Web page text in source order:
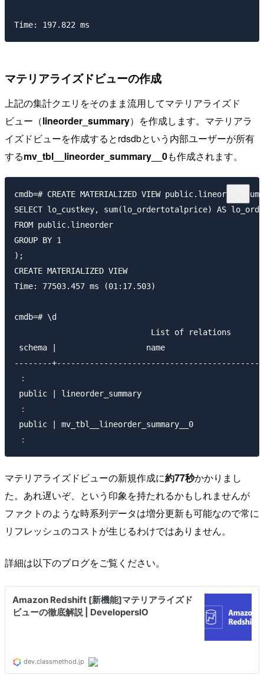
マテリアライズドビューの作成
上記の集計クエリをそのまま流用してマテリアライズド
ビュー（lineorder_summary）を作成します。マテリアラ
イズドビューを作成するとrdsdbという内部ユーザーが所有
するmv_tbl__lineorder_summary__0も作成されます。
cmdb=# CREATE MATERIALIZED VIEW
SELECT lo_custkey, sum(lo_ordertotalprice) AS
FROM public.lineorder
GROUP BY 1
);
CREATE MATERIALIZED VIEW
Time: 77503.457 ms (01:17.503)
cmdb=# \d
                             List of relations
schema |                   name                    |
--------+-------------------------------------------
：
public | lineorder_summary                         |
：
public | mv_tbl__lineorder_summary__0
マテリアライズドビューの新規作成に約77秒かかりまし
た。あれ遅いぞ、という印象を持たれるかもしれませんが
ファクトのような時系列データは増分更新も可能なので常に
リフレッシュのコストが生じるわけではありません。
詳細は以下のブログをご覧ください。